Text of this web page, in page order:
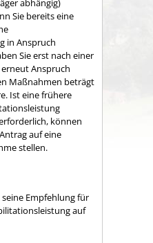
Sie bereits eine
in Anspruch
Sie erst nach einer
Anspruch
Maßnahmen beträgt
Ist eine frühere
können
auf eine
stellen.
Empfehlung für
auf